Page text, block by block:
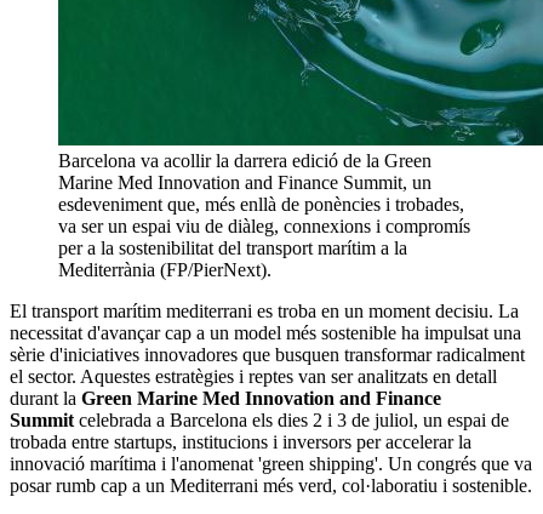
Barcelona va acollir la darrera edició de la Green
Marine Med Innovation and Finance Summit, un
esdeveniment que, més enllà de ponències i trobades,
va ser un espai viu de diàleg, connexions i compromís
per a la sostenibilitat del transport marítim a la
Mediterrània (FP/PierNext).
El transport marítim mediterrani es troba en un moment decisiu. La
necessitat d'avançar cap a un model més sostenible ha impulsat una
sèrie d'iniciatives innovadores que busquen transformar radicalment
el sector. Aquestes estratègies i reptes van ser analitzats en detall
durant la Green Marine Med Innovation and Finance
Summit celebrada a Barcelona els dies 2 i 3 de juliol, un espai de
trobada entre startups, institucions i inversors per accelerar la
innovació marítima i l'anomenat 'green shipping'. Un congrés que va
posar rumb cap a un Mediterrani més verd, col·laboratiu i sostenible.